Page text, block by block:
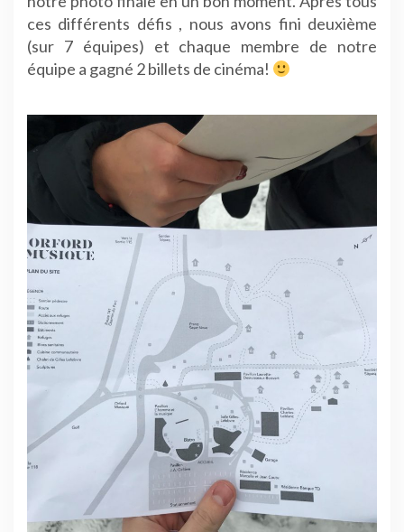
ces différents défis , nous avons fini deuxième
(sur 7 équipes) et chaque membre de notre
équipe a gagné 2 billets de cinéma!